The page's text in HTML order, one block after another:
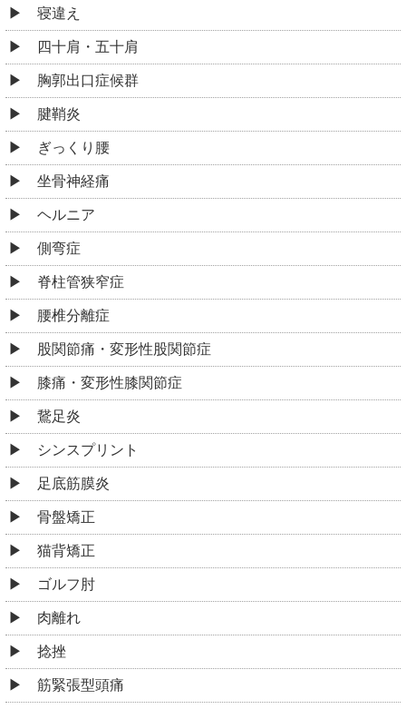
寝違え
四十肩・五十肩
胸郭出口症候群
腱鞘炎
ぎっくり腰
坐骨神経痛
ヘルニア
側弯症
脊柱管狭窄症
腰椎分離症
股関節痛・変形性股関節症
膝痛・変形性膝関節症
鵞足炎
シンスプリント
足底筋膜炎
骨盤矯正
猫背矯正
ゴルフ肘
肉離れ
捻挫
筋緊張型頭痛